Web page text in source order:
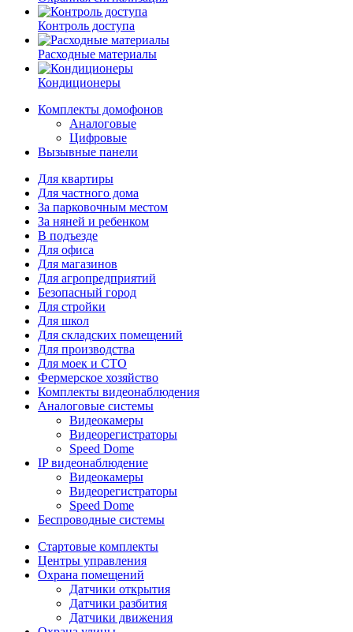
Контроль доступа
Расходные материалы
Кондиционеры
Комплекты домофонов
Аналоговые
Цифровые
Вызывные панели
Для квартиры
Для частного дома
За парковочным местом
За няней и ребенком
В подъезде
Для офиса
Для магазинов
Для агропредприятий
Безопасный город
Для стройки
Для школ
Для складских помещений
Для производства
Для моек и СТО
Фермерское хозяйство
Комплекты видеонаблюдения
Аналоговые системы
Видеокамеры
Видеорегистраторы
Speed Dome
IP видеонаблюдение
Видеокамеры
Видеорегистраторы
Speed Dome
Беспроводные системы
Стартовые комплекты
Центры управления
Охрана помещений
Датчики открытия
Датчики разбития
Датчики движения